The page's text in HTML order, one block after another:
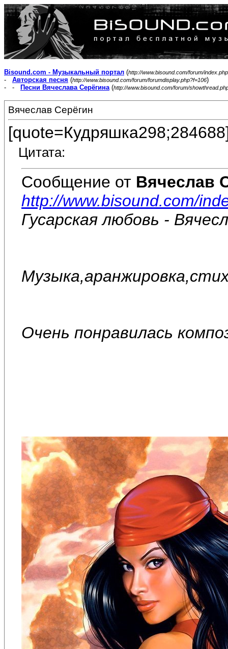
Bisound.com - Музыкальный портал (http://www.bisound.com/forum/index.php
- Авторская песня (http://www.bisound.com/forum/forumdisplay.php?f=106)
- -
Песни Вячеслава Серёгина(http://www.bisound.com/forum/
Вячеслав Серёгин
Цитата:
Сообщение от Вячеслав
http://www.bisound.com/
Гусарская любовь -
Очень понравилась